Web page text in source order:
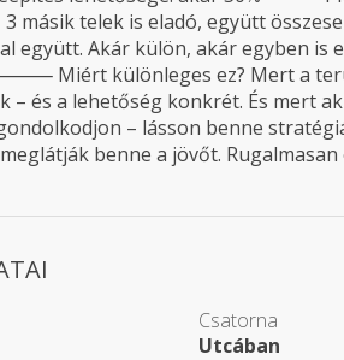
másik telek is eladó, együtt
együtt. Akár külön, akár egyben is
⸻ Miért különleges ez? Mert a
– és a lehetőség konkrét. És
– lásson benne
benne a jövőt.
Csatorna
Utcában